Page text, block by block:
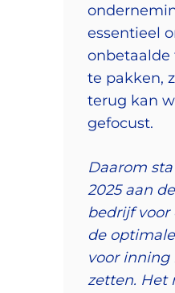
essentieel
onbetaalde
te pakken,
terug kan
gefocust.
Daarom
2025 aan
bedrijf voor
de
voor inning
zetten. Het